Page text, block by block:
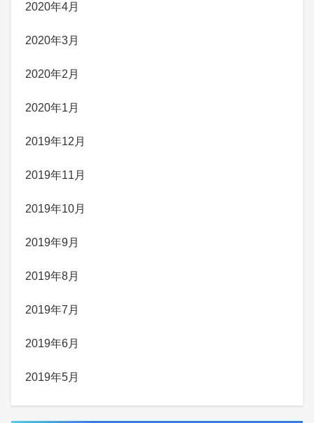
2020年4月
2020年3月
2020年2月
2020年1月
2019年12月
2019年11月
2019年10月
2019年9月
2019年8月
2019年7月
2019年6月
2019年5月